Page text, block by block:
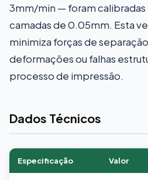
3mm/min — foram
camadas de 0.05mm. Esta
minimiza forças de
deformações ou falhas
processo de impressão.
Dados Técnicos
Especificação Valor